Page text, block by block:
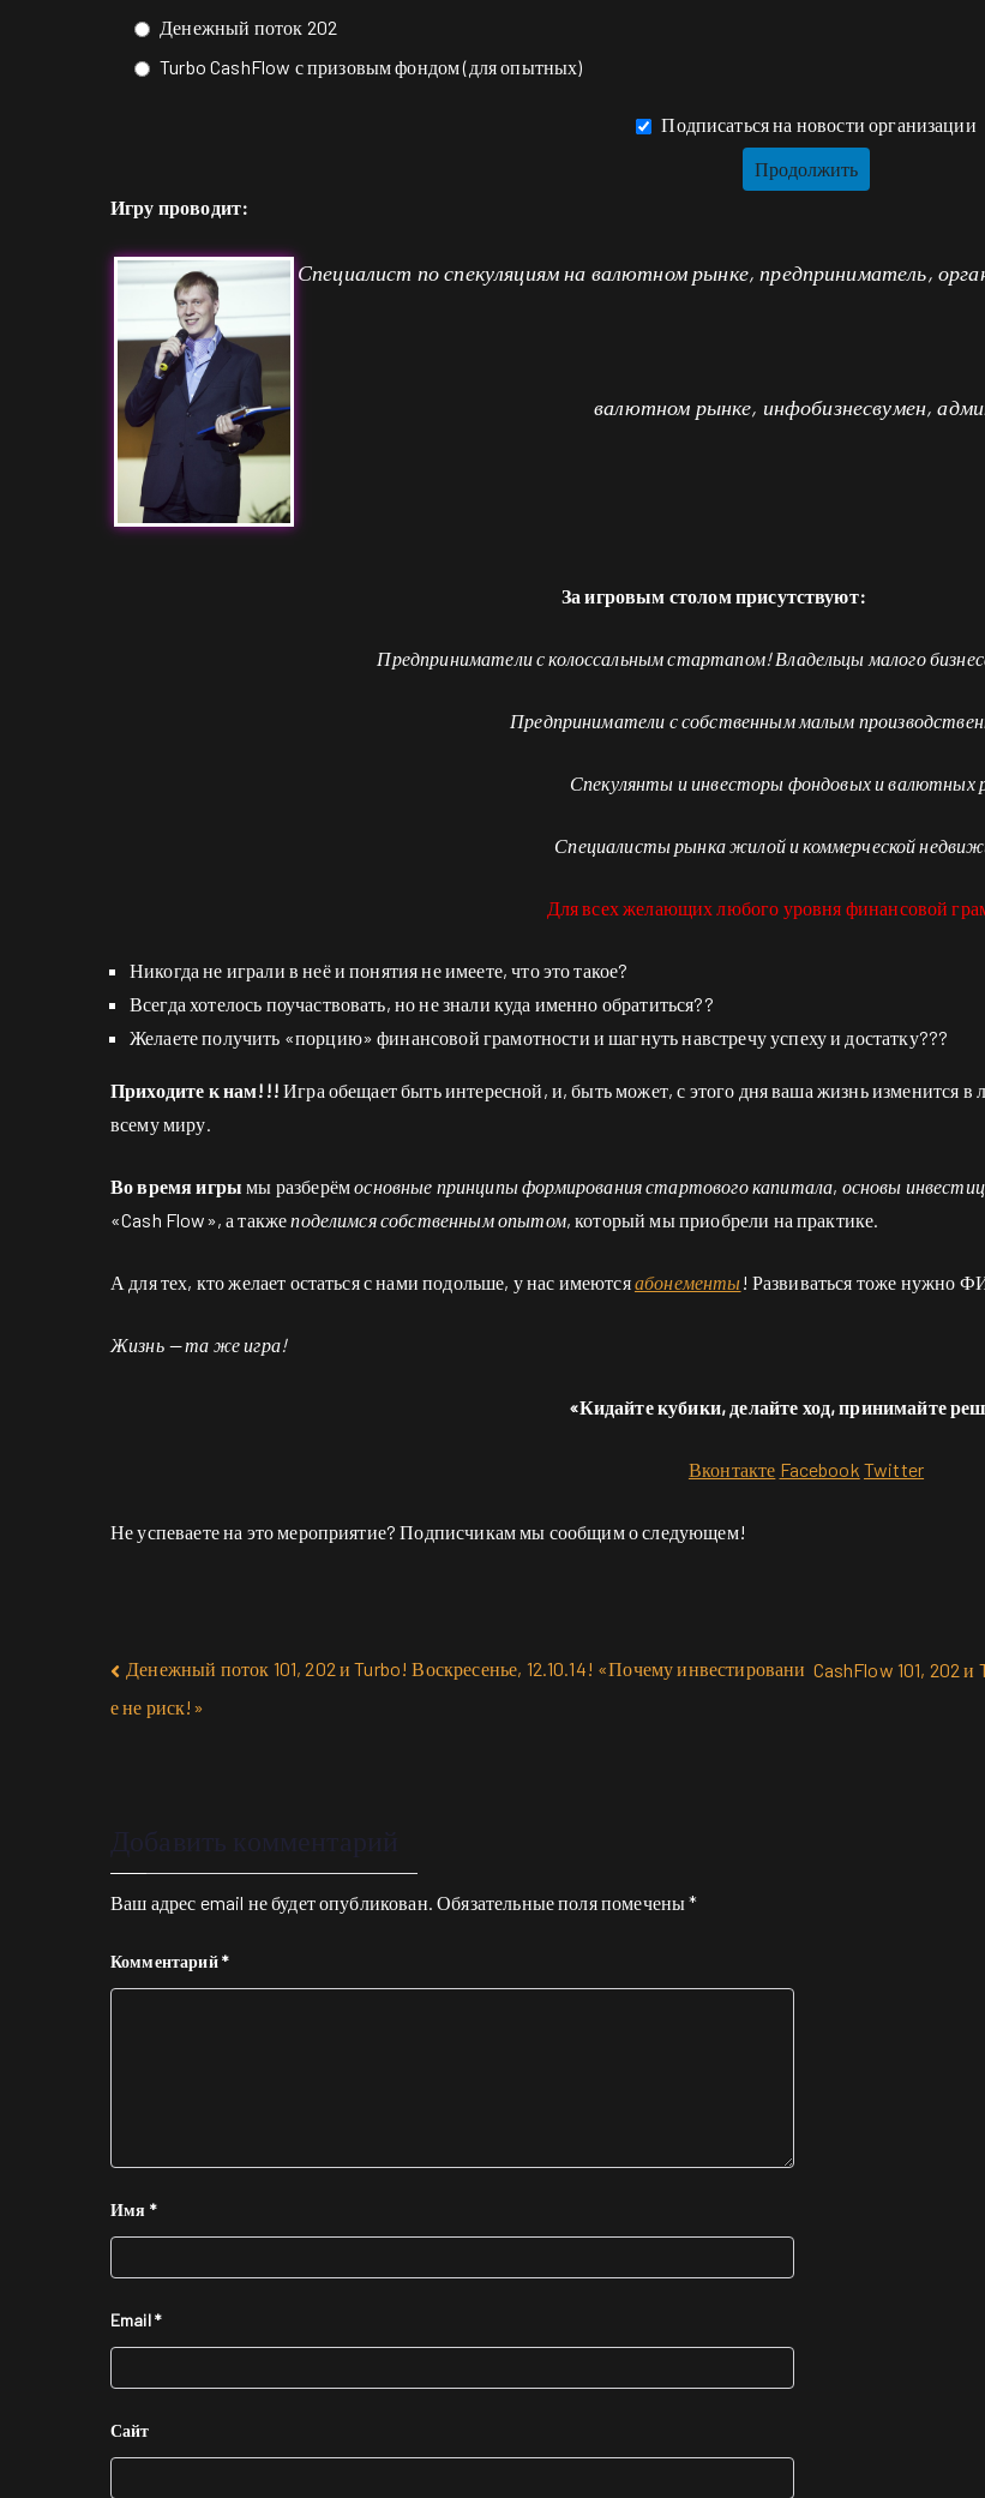
Денежный поток 202
Turbo CashFlow с призовым фондом (для опытных)
Подписаться на новости организации
Игру проводит:
Специалист по спекуляциям на валютном рынке, предприниматель,
валютном рынке, инфобизнесвумен,
За игровым столом присутствуют:
Предприниматели с колоссальным стартапом! Владельцы малого
Предприниматели с собственным малым
Спекулянты и инвесторы фондовых и валютных
Специалисты рынка жилой и коммерческой
Для всех желающих любого уровня финансовой
Никогда не играли в неё и понятия не имеете, что это такое?
Всегда хотелось поучаствовать, но не знали куда именно обратиться??
Желаете получить «порцию» финансовой грамотности и шагнуть навстречу успеху и достатку???
Приходите к нам!!!Игра обещает быть интересной, и, быть может, с этого дня ваша жизнь изменится
всему миру.
Во время игры мы разберёмосновные принципы формирования стартового капитала, основы
«Cash Flow», а такжеподелимся собственным опытом, который мы приобрели на практике.
А для тех, кто желает остаться с нами подольше, у нас имеютсяабонементы! Развиваться тоже
Жизнь — та же игра!
«Кидайте кубики, делайте ход, принимайте
Вконтакте Facebook Twitter
Не успеваете на это мероприятие? Подписчикам мы сообщим о следующем!
Денежный поток 101, 202 и Turbo! Воскресенье, 12.10.14! «Почему инвестировани
е не риск!»
CashFlow 101, 202
Добавить комментарий
Ваш адрес email не будет опубликован. Обязательные поля помечены*
Комментарий*
Имя *
Email*
Сайт